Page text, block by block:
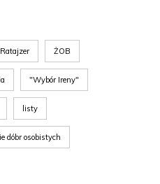
ŻOB
"Wybór Ireny"
listy
dóbr osobistych